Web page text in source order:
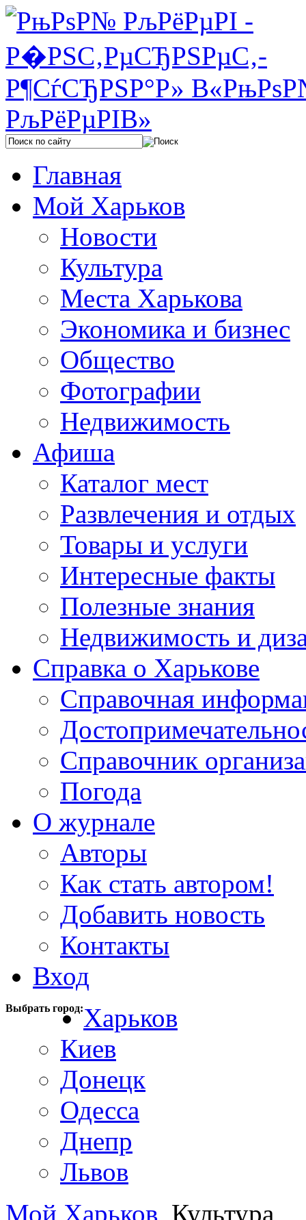
Главная
Мой Харьков
Новости
Культура
Места Харькова
Экономика и бизнес
Общество
Фотографии
Недвижимость
Афиша
Каталог мест
Развлечения и отдых
Товары и услуги
Интересные факты
Полезные знания
Недвижимость и
Справка о Харькове
Справочная
Справочник
Погода
О журнале
Авторы
Как стать автором!
Добавить новость
Контакты
Вход
Выбрать город:Харьков
Киев
Донецк
Одесса
Днепр
Львов
Мой Харьков Культура